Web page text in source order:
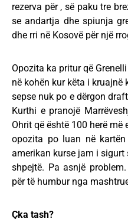
rezerva për , së paku tre
se andartja dhe spiunja
dhe rri në Kosovë për një
Opozita ka pritur që
në kohën kur këta i kruajnë
sepse nuk po e dërgon
Kurthi e pranojë
Ohrit që është 100 herë më
opozita po luan në
amerikan kurse jam i sigurt
shpejtë. Pa asnjë
për të humbur nga
Çka tash?